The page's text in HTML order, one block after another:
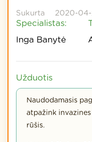
Sukurta 2020-04-
Specialistas:
Inga Banytė
Užduotis
Naudodamasis
atpažink
rūšis.